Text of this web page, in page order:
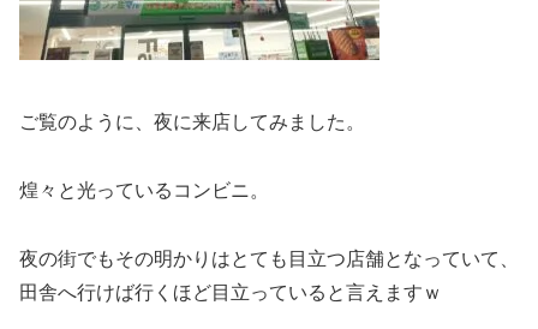
ご覧のように、夜に来店してみました。
煌々と光っているコンビニ。
夜の街でもその明かりはとても目立つ店舗となっていて、
田舎へ行けば行くほど目立っていると言えますｗ